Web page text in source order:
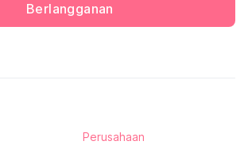
Berlangganan
Perusahaan